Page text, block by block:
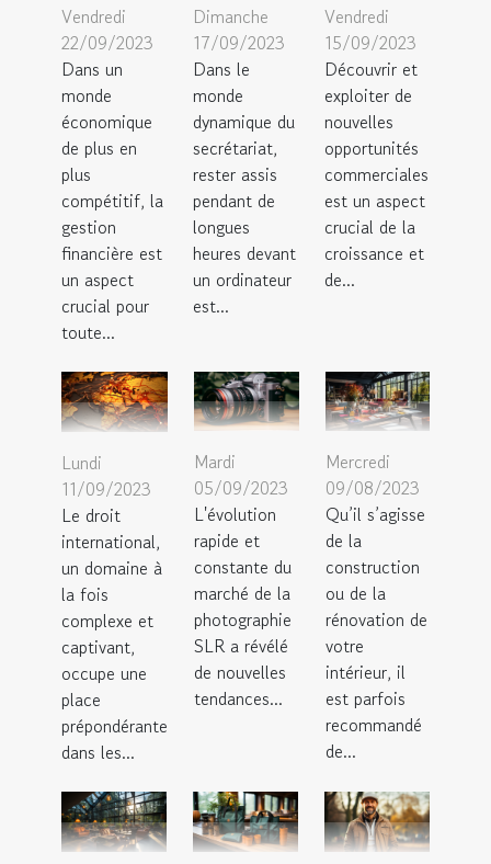
Vendredi
22/09/2023
Dans un
monde
économique
de plus en
plus
compétitif, la
gestion
financière est
un aspect
crucial pour
toute...
Dimanche
17/09/2023
Dans le
monde
dynamique du
secrétariat,
rester assis
pendant de
longues
heures devant
un ordinateur
est...
Vendredi
15/09/2023
Découvrir et
exploiter de
nouvelles
opportunités
commerciales
est un aspect
crucial de la
croissance et
de...
Lundi
11/09/2023
Le droit
international,
un domaine à
la fois
complexe et
captivant,
occupe une
place
prépondérante
dans les...
Mardi
05/09/2023
L'évolution
rapide et
constante du
marché de la
photographie
SLR a révélé
de nouvelles
tendances...
Mercredi
09/08/2023
Qu’il s’agisse
de la
construction
ou de la
rénovation de
votre
intérieur, il
est parfois
recommandé
de...